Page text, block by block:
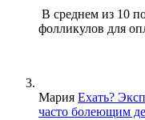
В среднем из 10
фолликулов для
Мария Ехать?
часто болеющим